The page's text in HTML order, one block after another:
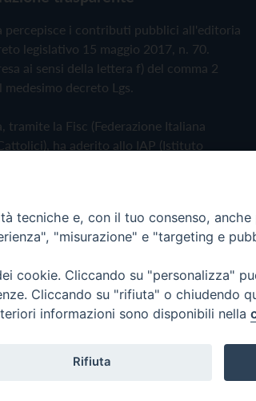
percepisce i contributi pubblici all'editoria
legislativo 15 maggio 2017, n. 70.
ai sensi della lettera f) del comma 2
decreto Lgs.
tramite la Fisc (Federazione Italiana
ha aderito allo IAP (Istituto
Cookie Policy
tecniche e, con il tuo consenso,
"misurazione" e "targeting e
cookie. Cliccando su "personalizza"
Cliccando su "rifiuta" o chiudendo
informazioni sono disponibili nella
Rifiuta